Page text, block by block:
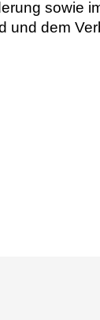
sowie
dem